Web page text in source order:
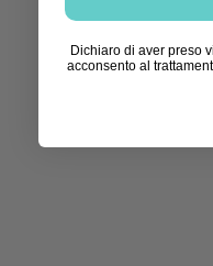
Dichiaro di aver preso
acconsento al